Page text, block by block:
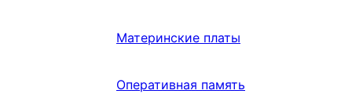
Материнские платы
Оперативная память